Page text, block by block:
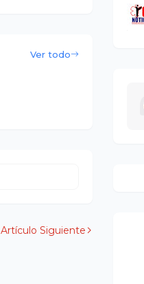
Ver todo
Artículo Siguiente